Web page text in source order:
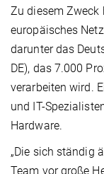
Zu diesem Zweck
europäisches
darunter das
DE), das 7.000
verarbeiten wird.
und IT-
Hardware.
„Die sich ständig
Team vor große